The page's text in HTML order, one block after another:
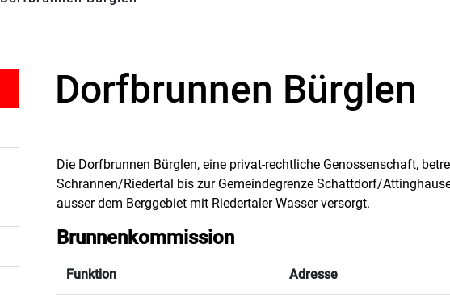
Dorfbrunnen Bürglen
Die Dorfbrunnen Bürglen, eine privat-rechtliche Genossenschaft,
Schrannen/Riedertal bis zur Gemeindegrenze Schattdorf/
ausser dem Berggebiet mit Riedertaler Wasser versorgt.
Brunnenkommission
Funktion Adresse